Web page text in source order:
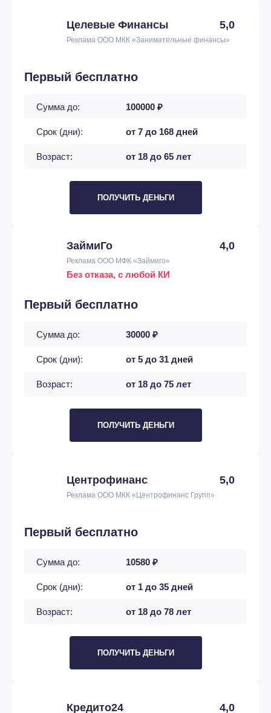
Целевые Финансы 5,0
Реклама ООО МКК «Занимательные финансы»
Первый бесплатно
Сумма до: 100000 ₽
Срок (дни): от 7 до 168 дней
Возраст: от 18 до 65 лет
ПОЛУЧИТЬ ДЕНЬГИ
ЗаймиГо 4,0
Реклама ООО МФК «Займиго»
Без отказа, с любой КИ
Первый бесплатно
Сумма до: 30000 ₽
Срок (дни): от 5 до 31 дней
Возраст: от 18 до 75 лет
ПОЛУЧИТЬ ДЕНЬГИ
Центрофинанс 5,0
Реклама ООО МКК «Центрофинанс Групп»
Первый бесплатно
Сумма до: 10580 ₽
Срок (дни): от 1 до 35 дней
Возраст: от 18 до 78 лет
ПОЛУЧИТЬ ДЕНЬГИ
Кредито24 4,0